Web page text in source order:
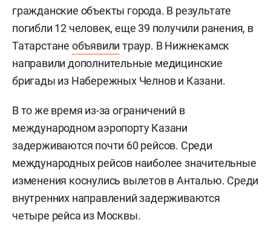
гражданские объекты города. В результате
погибли 12 человек, еще 39 получили ранения, в
Татарстане объявили траур. В Нижнекамск
направили дополнительные медицинские
бригады из Набережных Челнов и Казани.
В то же время из-за ограничений в
международном аэропорту Казани
задерживаются почти 60 рейсов. Среди
международных рейсов наиболее значительные
изменения коснулись вылетов в Анталью. Среди
внутренних направлений задерживаются
четыре рейса из Москвы.